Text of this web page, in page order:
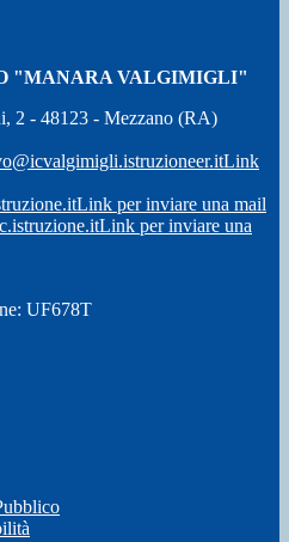
"MANARA VALGIMIGLI"
2 - 48123 - Mezzano (RA)
Link
Link per inviare una mail
Link per inviare una
UF678T